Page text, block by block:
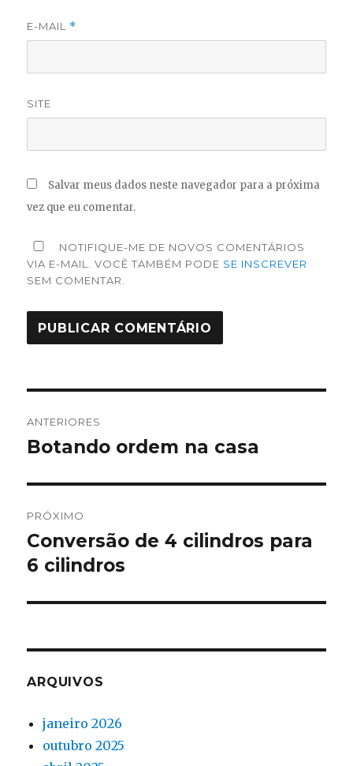
E-MAIL *
SITE
Salvar meus dados neste navegador para a próxima
vez que eu comentar.
NOTIFIQUE-ME DE NOVOS COMENTÁRIOS
VIA E-MAIL. VOCÊ TAMBÉM PODE SE INSCREVER
SEM COMENTAR.
de
ANTERIORES
Post
Botando ordem na casa
PRÓXIMO
Próximo
post:
Conversão de 4 cilindros para
6 cilindros
ARQUIVOS
janeiro 2026
outubro 2025